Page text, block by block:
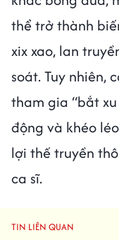
thể trở thành
xix xao, lan
soát. Tuy nhiên,
tham gia “bắt
động và khéo
lợi thế truyền
ca sĩ.
TIN LIÊN QUAN